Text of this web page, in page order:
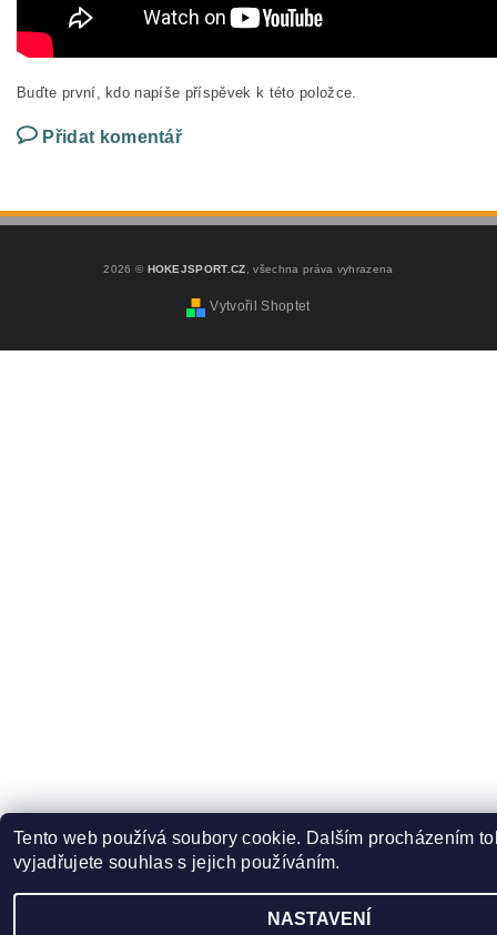
Buďte první, kdo napíše příspěvek k této položce.
Přidat komentář
2026 © HOKEJSPORT.CZ , všechna práva vyhrazena
Vytvořil Shoptet
Tento web používá soubory cookie. Dalším procházením
vyjadřujete souhlas s jejich používáním.
NASTAVENÍ